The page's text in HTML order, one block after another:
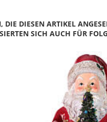
DIE DIESEN ARTIKEL
SICH AUCH FÜR